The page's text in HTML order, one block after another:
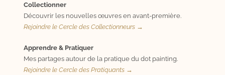
Collectionner
Découvrir les nouvelles œuvres en avant-première.
Rejoindre le Cercle des Collectionneurs →
Apprendre & Pratiquer
Mes partages autour de la pratique du dot painting.
Rejoindre le Cercle des Pratiquants →